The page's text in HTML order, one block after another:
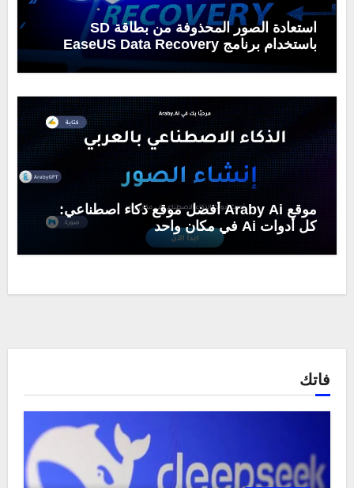
استعادة الصور المحذوفة من بطاقة SD
باستخدام برنامج EaseUS Data Recovery
موقع Araby Ai أفضل موقع ذكاء اصطناعي:
كل أدوات Ai في مكان واحد
فاتك